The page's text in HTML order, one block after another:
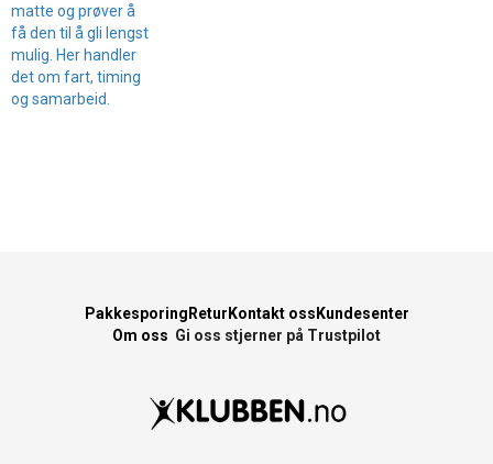
matte og prøver å
få den til å gli lengst
mulig. Her handler
det om fart, timing
og samarbeid.
Pakkesporing Retur Kontakt oss Kundesenter
Om oss Gi oss stjerner på Trustpilot